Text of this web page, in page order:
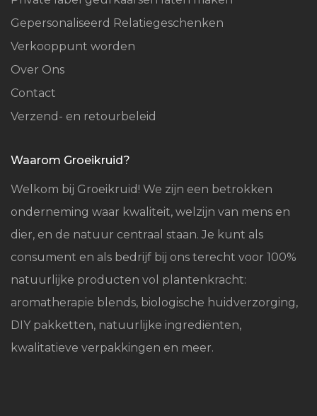
Gepersonaliseerd Relatiegeschenken
Verkooppunt worden
Over Ons
Contact
Verzend- en retourbeleid
Waarom Groeikruid?
Welkom bij Groeikruid! We zijn een betrokken
onderneming waar kwaliteit, welzijn van mens en
dier, en de natuur centraal staan. Je kunt als
consument en als bedrijf bij ons terecht voor 100%
natuurlijke producten vol plantenkracht:
aromatherapie blends, biologische huidverzorging,
DIY pakketten, natuurlijke ingrediënten,
kwalitatieve verpakkingen en meer.